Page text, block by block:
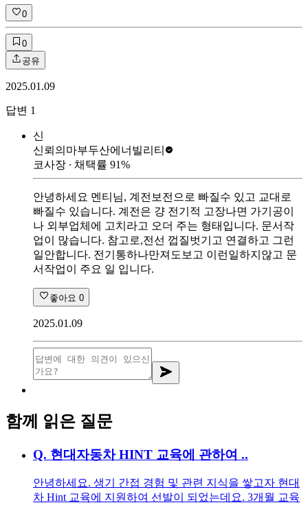
0
0
공유
2025.01.09
답변 1
신
신뢰의마부두산에너빌리티
코사장 ∙ 채택률 91%
안녕하세요 멘티님, 계전보전으로 빠질수 있고 교대로
빠질수 있습니다. 계전은 걍 전기적 고장나면 가기공이
나 외부업체에 고치라고 오더 주는 형태입니다. 문서작
업이 많습니다. 참고로,전선 껍질벗기고 연결하고 그런
일안합니다. 전기통하나만져도보고 이런일하지않고 문
서작업이 주요 일 입니다.
좋아요 0
2025.01.09
함께 읽은 질문
Q. 현대자동차 HINT 교육에 관하여 ..
안녕하세요. 생기 간접 경험 및 관련 지식을 쌓고자 현대
차 Hint 교육에 지원하여 선발이 되었는데요. 3개월 교육